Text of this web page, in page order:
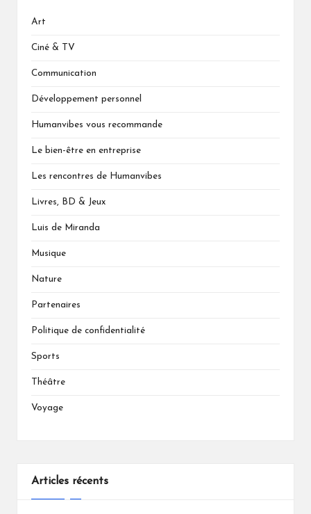
Art
Ciné & TV
Communication
Développement personnel
Humanvibes vous recommande
Le bien-être en entreprise
Les rencontres de Humanvibes
Livres, BD & Jeux
Luis de Miranda
Musique
Nature
Partenaires
Politique de confidentialité
Sports
Théâtre
Voyage
Articles récents